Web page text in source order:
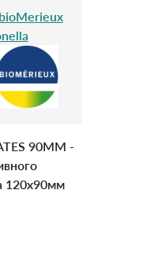
bioMerieux
90MM -
120х90мм